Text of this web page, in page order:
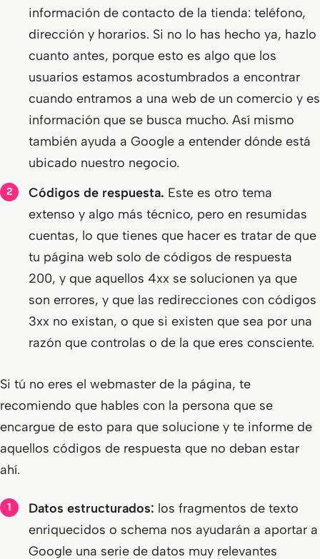
información de contacto de la tienda: teléfono,
dirección y horarios. Si no lo has hecho ya, hazlo
cuanto antes, porque esto es algo que los
usuarios estamos acostumbrados a encontrar
cuando entramos a una web de un comercio y es
información que se busca mucho. Así mismo
también ayuda a Google a entender dónde está
ubicado nuestro negocio.
Códigos de respuesta. Este es otro tema
extenso y algo más técnico, pero en resumidas
cuentas, lo que tienes que hacer es tratar de que
tu página web solo de códigos de respuesta
200, y que aquellos 4xx se solucionen ya que
son errores, y que las redirecciones con códigos
3xx no existan, o que si existen que sea por una
razón que controlas o de la que eres consciente.
Si tú no eres el webmaster de la página, te
recomiendo que hables con la persona que se
encargue de esto para que solucione y te informe de
aquellos códigos de respuesta que no deban estar
ahí.
Datos estructurados: los fragmentos de texto
enriquecidos o schema nos ayudarán a aportar a
Google una serie de datos muy relevantes